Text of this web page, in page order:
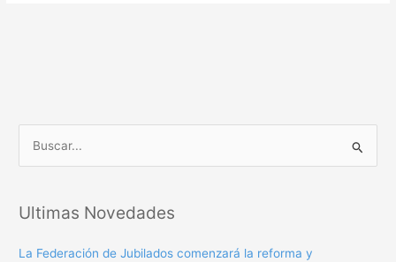
c
Ultimas Novedades
La Federación de Jubilados comenzará la reforma y